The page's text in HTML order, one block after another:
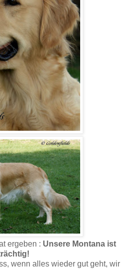
ergeben : Unsere Montana ist
wenn alles wieder gut geht, wir